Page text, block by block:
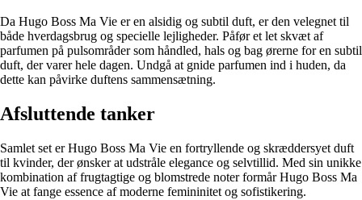
Da Hugo Boss Ma Vie er en alsidig og subtil duft, er den velegnet til
både hverdagsbrug og specielle lejligheder. Påfør et let skvæt af
parfumen på pulsområder som håndled, hals og bag ørerne for en subtil
duft, der varer hele dagen. Undgå at gnide parfumen ind i huden, da
dette kan påvirke duftens sammensætning.
Afsluttende tanker
Samlet set er Hugo Boss Ma Vie en fortryllende og skræddersyet duft
til kvinder, der ønsker at udstråle elegance og selvtillid. Med sin unikke
kombination af frugtagtige og blomstrede noter formår Hugo Boss Ma
Vie at fange essence af moderne femininitet og sofistikering.